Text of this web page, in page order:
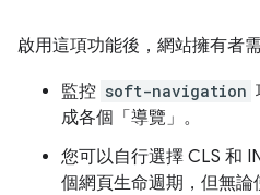
啟用這項功能後，網站擁有者
監控 soft-navigation
成各個「導覽」。
您可以自行選擇 CLS 和
個網頁生命週期，但無